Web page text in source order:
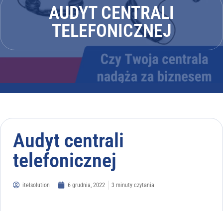
AUDYT CENTRALI
TELEFONICZNEJ
Audyt centrali
telefonicznej
itelsolution 6 grudnia, 2022 3 minuty czytania